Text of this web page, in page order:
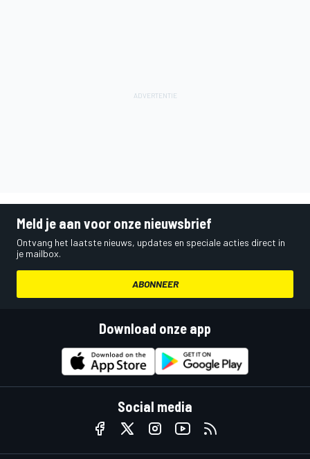
Meld je aan voor onze nieuwsbrief
Ontvang het laatste nieuws, updates en speciale acties direct in
je mailbox.
ABONNEER
Download onze app
Social media